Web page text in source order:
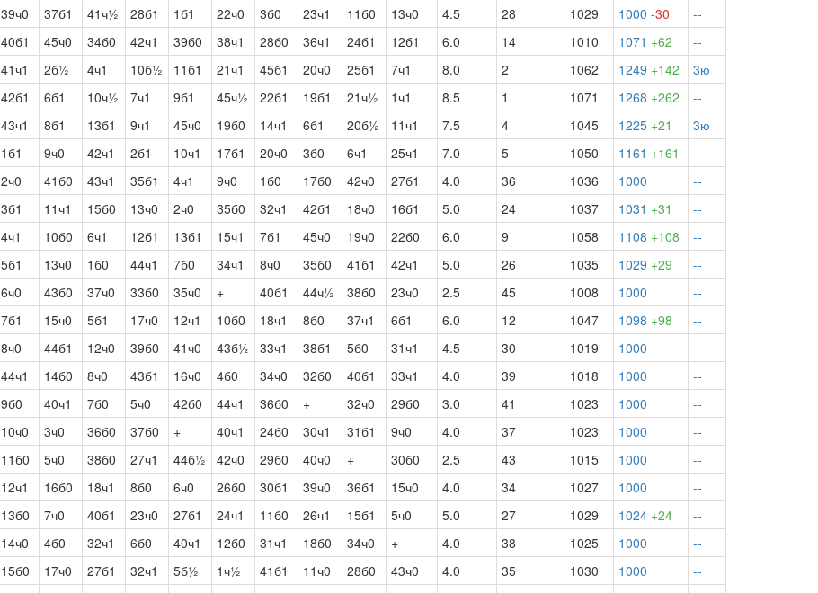
39ч0 37б1 41ч½ 28б1 1б1 22ч0 3б0 23ч1 11б0 13ч0 4.5 28 1029 1000 -30
--
40б1 45ч0 34б0 42ч1 39б0 38ч1 28б0 36ч1 24б1 12б1 6.0 14 1010 1071 +62
--
41ч1 2б½ 4ч1 10б½ 11б1 21ч1 45б1 20ч0 25б1 7ч1 8.0 2 1062 1249 +142
3ю
42б1 6б1 10ч½ 7ч1 9б1 45ч½ 22б1 19б1 21ч½ 1ч1 8.5 1 1071 1268 +262
--
43ч1 8б1 13б1 9ч1 45ч0 19б0 14ч1 6б1 20б½ 11ч1 7.5 4 1045 1225 +21
3ю
1б1 9ч0 42ч1 2б1 10ч1 17б1 20ч0 3б0 6ч1 25ч1 7.0 5 1050 1161 +161
--
2ч0 41б0 43ч1 35б1 4ч1 9ч0 1б0 17б0 42ч0 27б1 4.0 36 1036 1000
--
3б1 11ч1 15б0 13ч0 2ч0 35б0 32ч1 42б1 18ч0 16б1 5.0 24 1037 1031 +31
--
4ч1 10б0 6ч1 12б1 13б1 15ч1 7б1 45ч0 19ч0 22б0 6.0 9 1058 1108 +108
--
5б1 13ч0 1б0 44ч1 7б0 34ч1 8ч0 35б0 41б1 42ч1 5.0 26 1035 1029 +29
--
6ч0 43б0 37ч0 33б0 35ч0 + 40б1 44ч½ 38б0 23ч0 2.5 45 1008 1000
--
7б1 15ч0 5б1 17ч0 12ч1 10б0 18ч1 8б0 37ч1 6б1 6.0 12 1047 1098 +98
--
8ч0 44б1 12ч0 39б0 41ч0 43б½ 33ч1 38б1 5б0 31ч1 4.5 30 1019 1000
--
44ч1 14б0 8ч0 43б1 16ч0 4б0 34ч0 32б0 40б1 33ч1 4.0 39 1018 1000
--
9б0 40ч1 7б0 5ч0 42б0 44ч1 36б0 + 32ч0 29б0 3.0 41 1023 1000
--
10ч0 3ч0 36б0 37б0 + 40ч1 24б0 30ч1 31б1 9ч0 4.0 37 1023 1000
--
11б0 5ч0 38б0 27ч1 44б½ 42ч0 29б0 40ч0 + 30б0 2.5 43 1015 1000
--
12ч1 16б0 18ч1 8б0 6ч0 26б0 30б1 39ч0 36б1 15ч0 4.0 34 1027 1000
--
13б0 7ч0 40б1 23ч0 27б1 24ч1 11б0 26ч1 15б1 5ч0 5.0 27 1029 1024 +24
--
14ч0 4б0 32ч1 6б0 40ч1 12б0 31ч1 18б0 34ч0 + 4.0 38 1025 1000
--
15б0 17ч0 27б1 32ч1 5б½ 1ч½ 41б1 11ч0 28б0 43ч0 4.0 35 1030 1000
--